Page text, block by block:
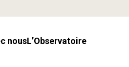
nous l’Observatoire